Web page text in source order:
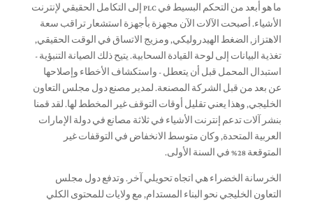
ما هو أبعد من التحكم البسيط في PLC إلى التكامل الحقيقي لإنترنت
الأشياء. أصبحت الآلات الآن مجهزة بأجهزة استشعار تراقب سعة
الاهتزاز, الضغط الهيدروليكي, ومزيج الاتساق في الوقت الحقيقي,
تغذية البيانات إلى لوحة القيادة السحابية. يتيح ذلك الصيانة التنبؤية -
استبدال المحمل قبل أن يتعطل - واستكشاف الأخطاء وإصلاحها
عن بعد من قبل الشركة المصنعة. لمدير مصنع دول مجلس التعاون
الخليجي, وهذا يعني تقليل أوقات التوقف غير المخطط لها. لقد قمنا
بنشر آلات تدعم إنترنت الأشياء في ثلاثة مصانع في دولة الإمارات
العربية المتحدة, وكان متوسط ​​الانخفاض في التوقفات غير
المتوقعة 28% في السنة الأولى.
الخرسانة الخضراء هي اتجاه تحويلي آخر. وتدفع دول مجلس
التعاون الخليجي نحو البناء المستدام, مع ولايات للمحتوى الكلي